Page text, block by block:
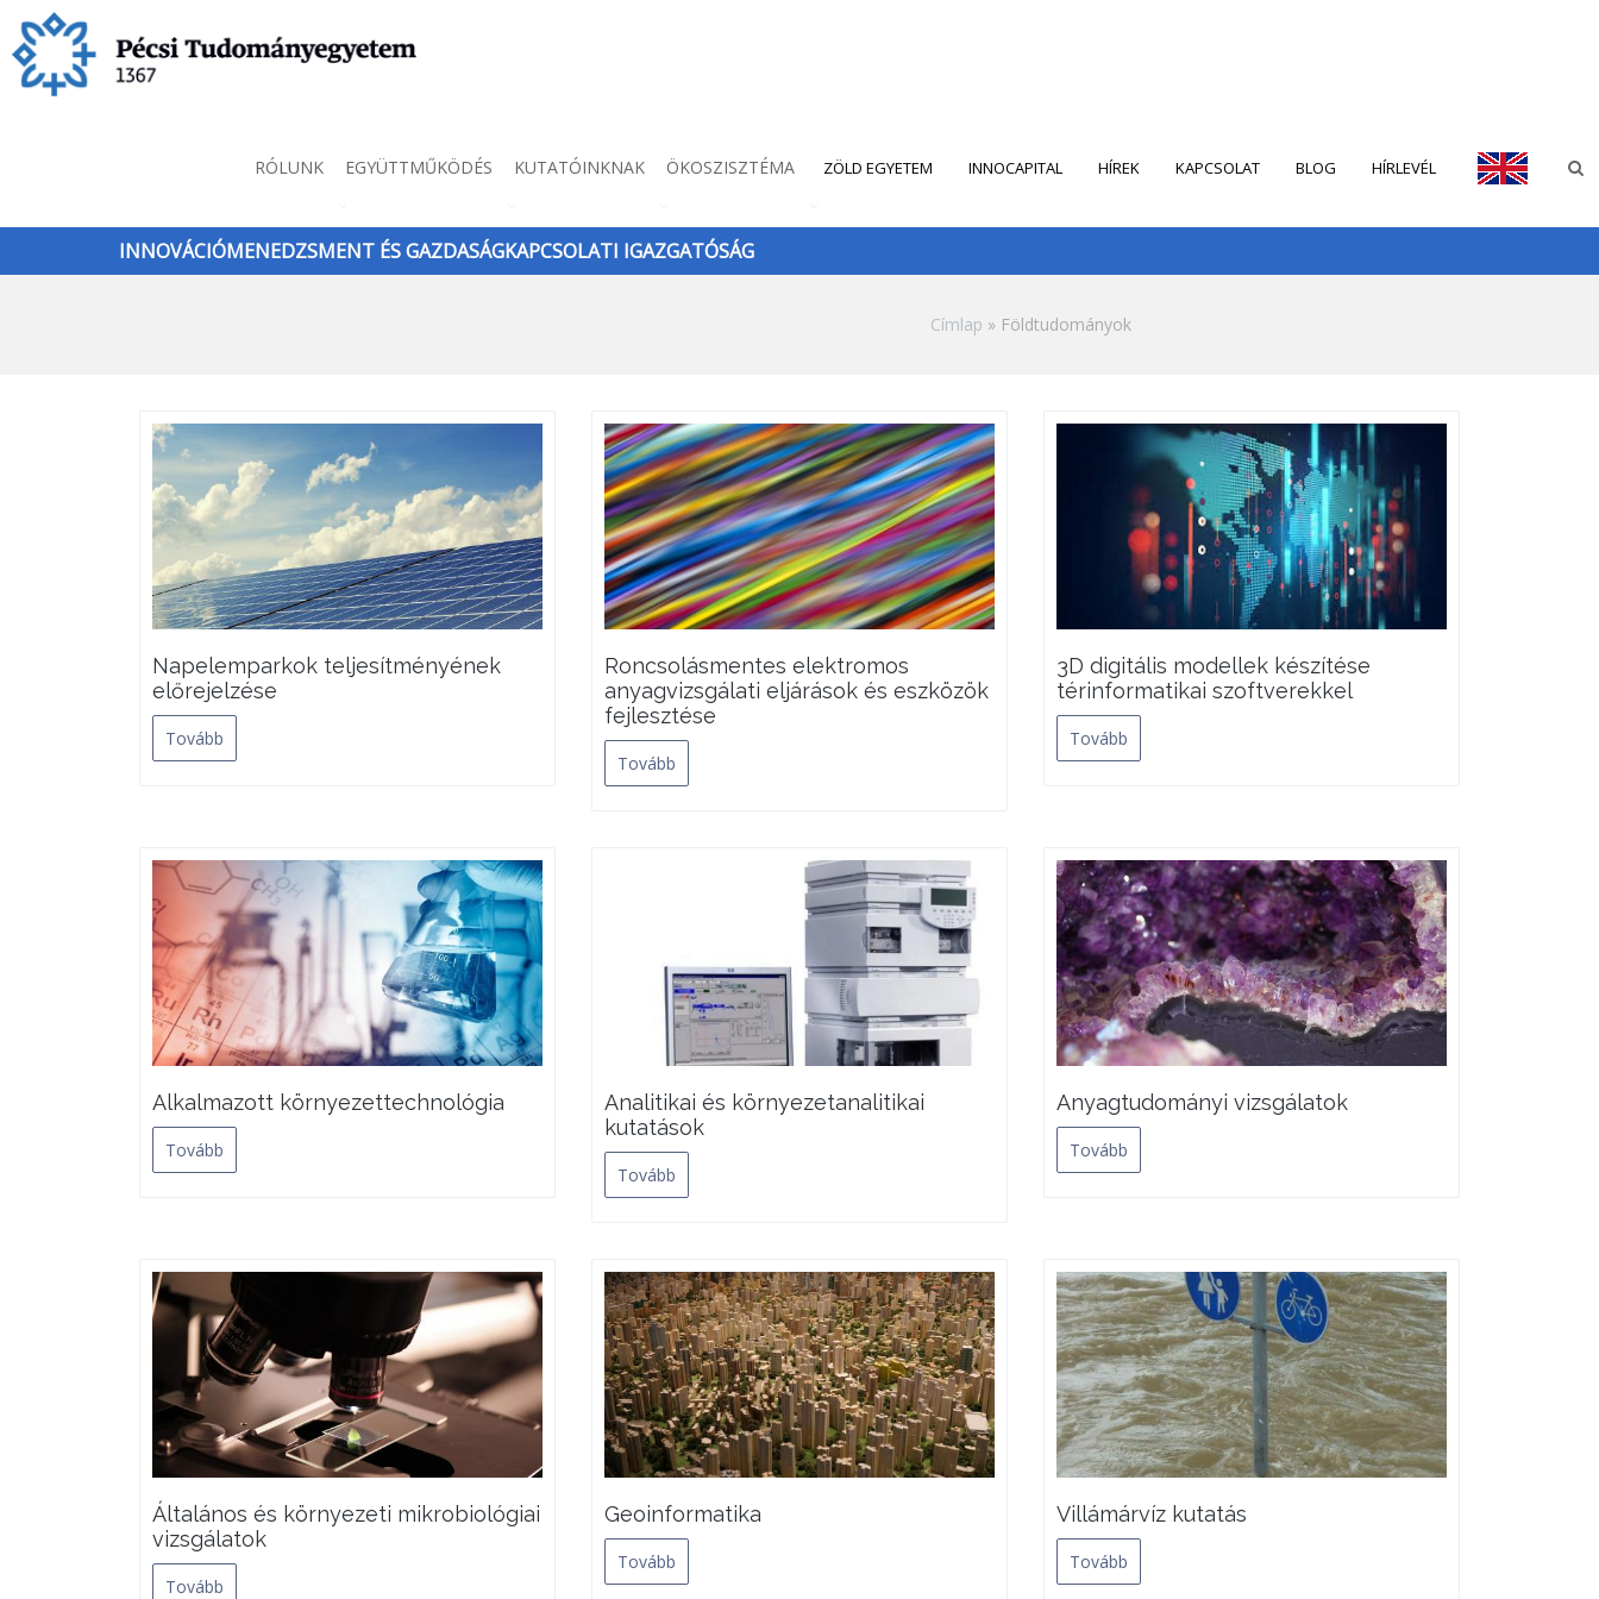
tartalomra
Innováció
RÓLUNK EGYÜTTMŰKÖDÉS KUTATÓINKNAK ÖKOSZISZTÉMA ZÖLD EGYETEM INNOCAPITAL HÍREK KAPCSOLAT BLOG HÍRLEVÉL ENGLISH
INNOVÁCIÓMENEDZSMENT ÉS GAZDASÁGKAPCSOLATI IGAZGATÓSÁG
Morzsa
Címlap Földtudományok
Napelemparkok teljesítményének
előrejelzése
Tovább
Roncsolásmentes elektromos
anyagvizsgálati eljárások és eszközök
fejlesztése
Tovább
3D digitális modellek készítése
térinformatikai szoftverekkel
Tovább
Alkalmazott környezettechnológia
Tovább
Analitikai és környezetanalitikai
kutatások
Tovább
Anyagtudományi vizsgálatok
Tovább
Általános és környezeti mikrobiológiai
vizsgálatok
Tovább
Geoinformatika
Tovább
Villámárvíz kutatás
Tovább